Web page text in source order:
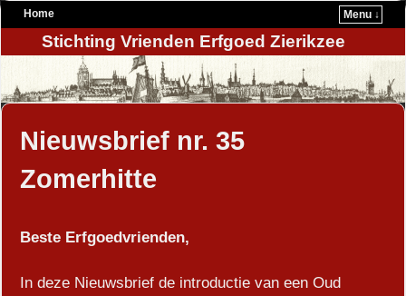
Home Menu ↓
Stichting Vrienden Erfgoed Zierikzee
Nieuwsbrief nr. 35
Zomerhitte
Beste Erfgoedvrienden,
In deze Nieuwsbrief de introductie van een Oud